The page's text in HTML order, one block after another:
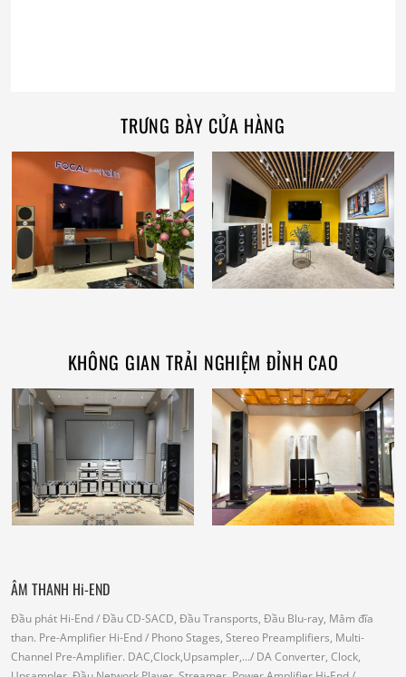
TRƯNG BÀY CỬA HÀNG
KHÔNG GIAN TRẢI NGHIỆM ĐỈNH CAO
ÂM THANH Hi-END
Đầu phát Hi-End/ Đầu CD-SACD, Đầu Transports, Đầu Blu-ray, Mâm đĩa
than. Pre-Amplifier Hi-End/ Phono Stages, Stereo Preamplifiers, Multi-
Channel Pre-Amplifier. DAC,Clock,Upsampler,.../ DA Converter, Clock,